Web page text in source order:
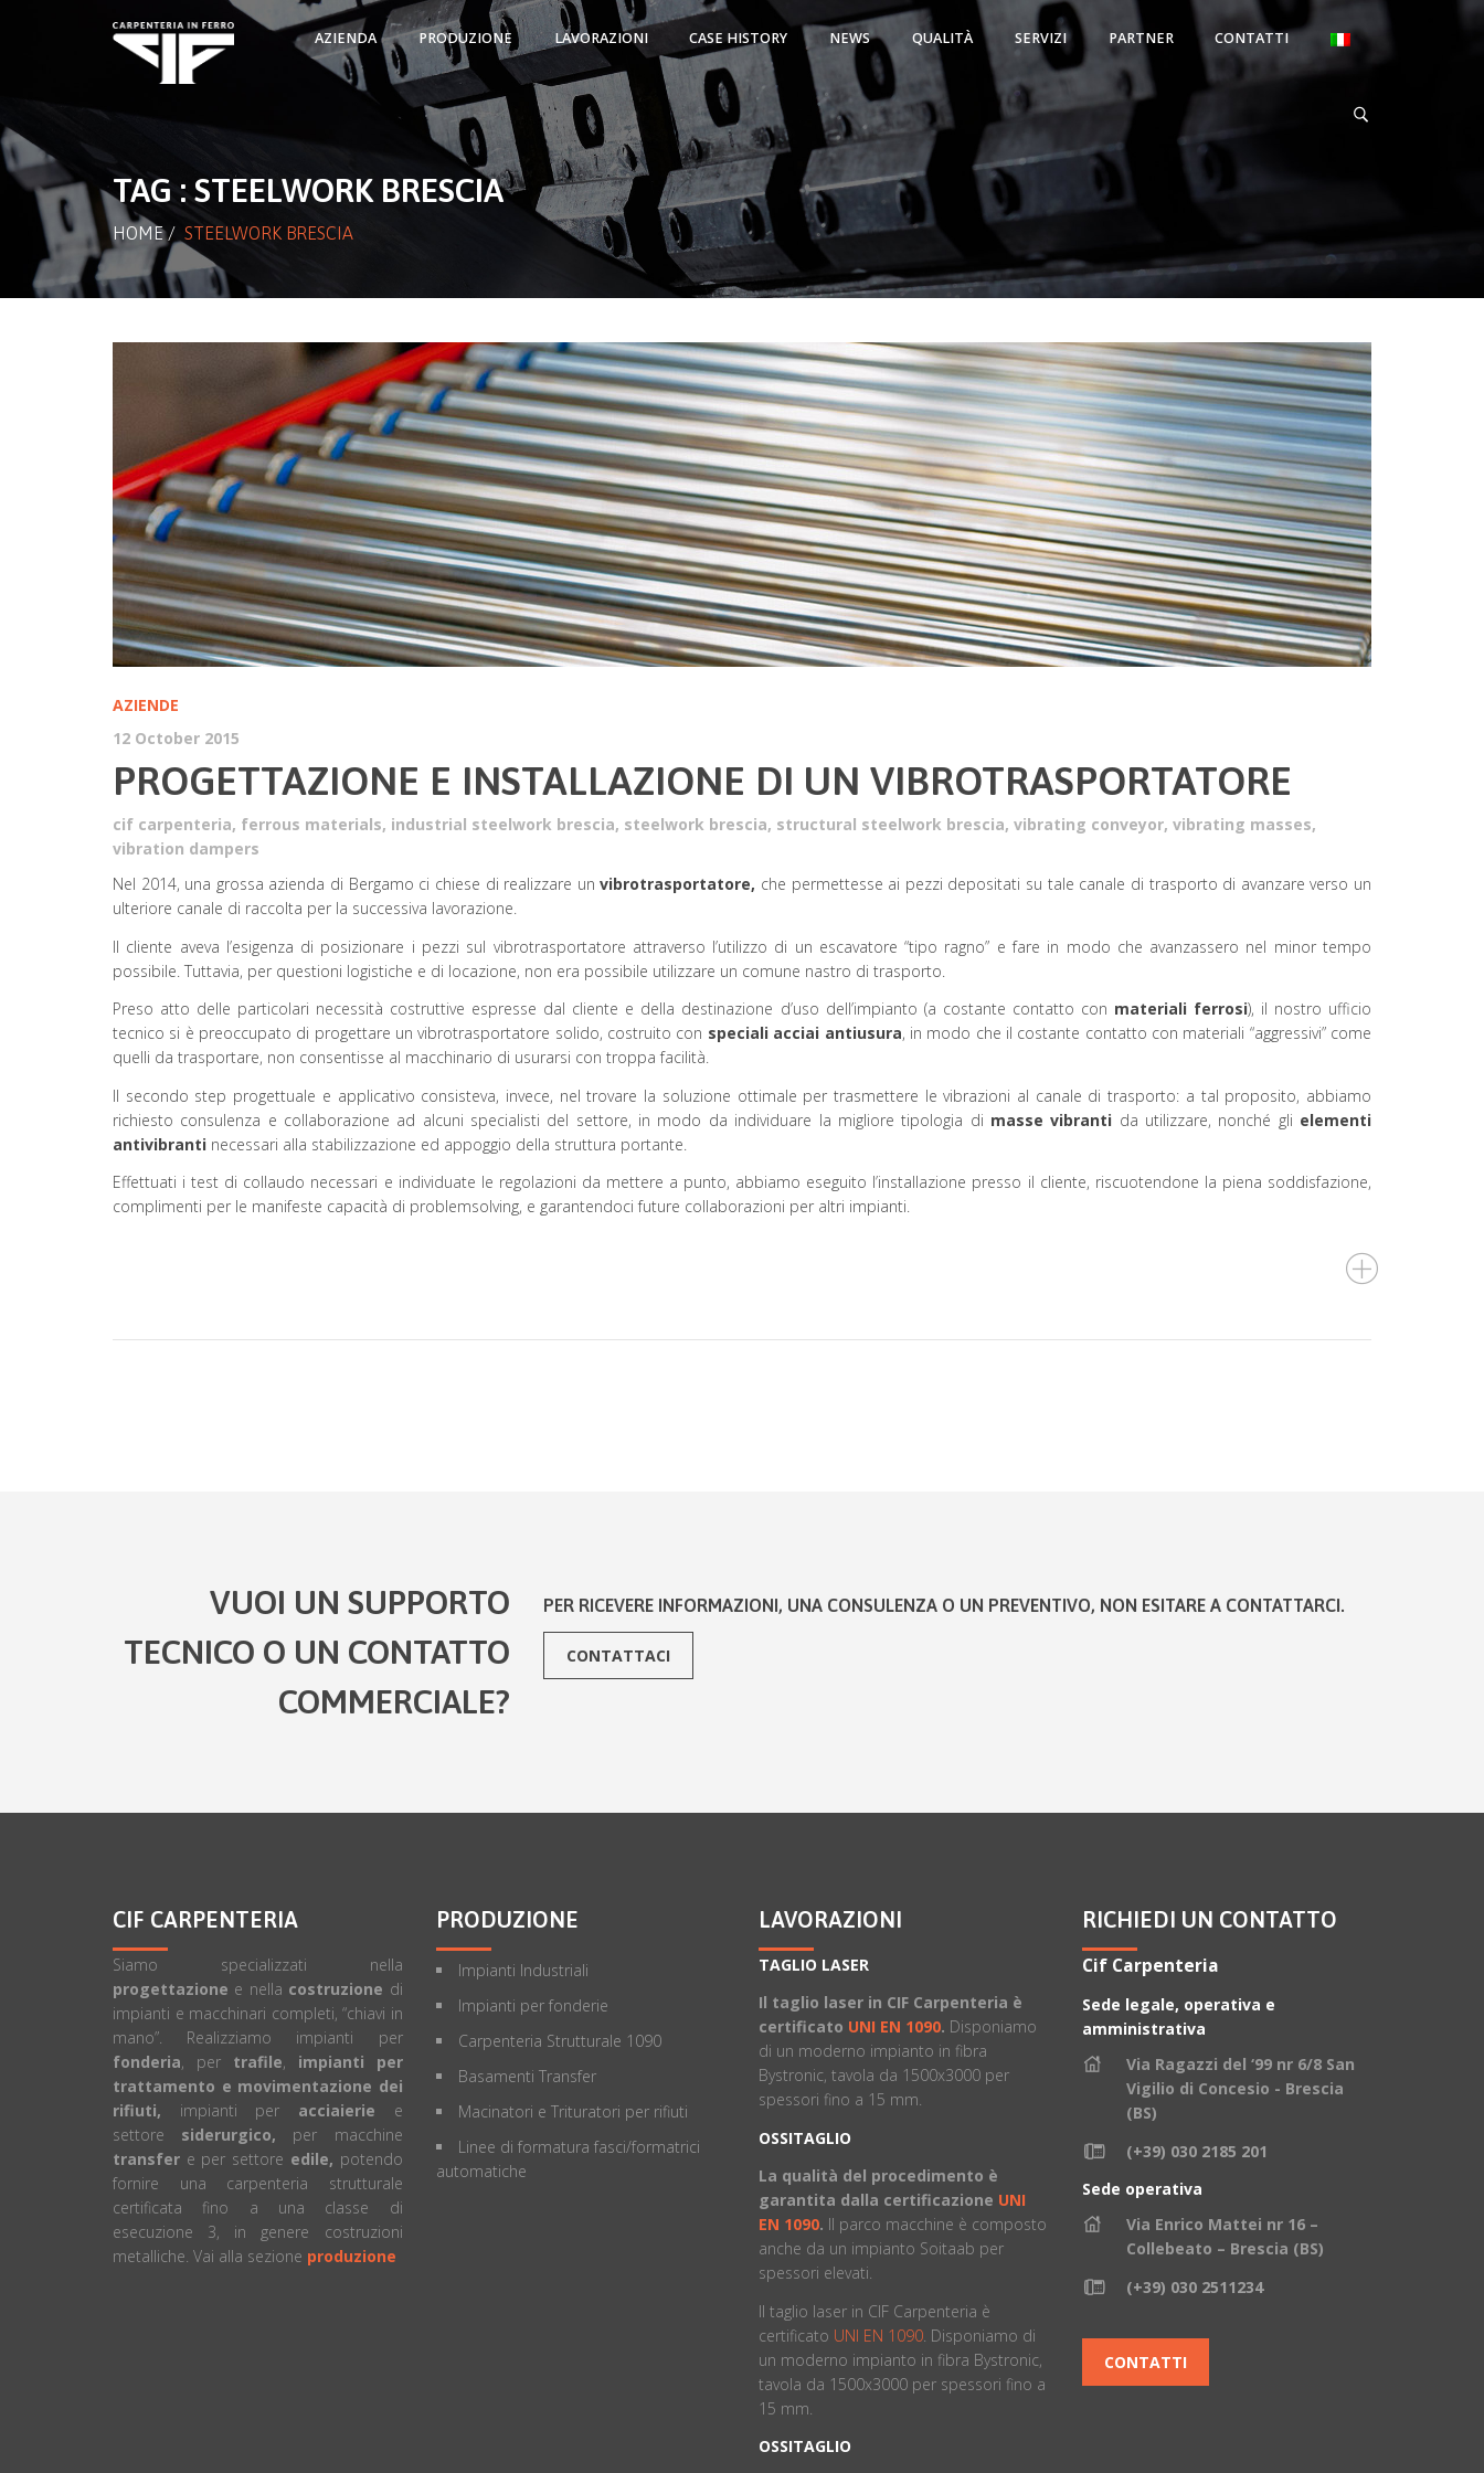
AZIENDA PRODUZIONE LAVORAZIONI CASE HISTORY NEWS QUALITÀ SERVIZI PARTNER CONTATTI
TAG : STEELWORK BRESCIA
HOME/ STEELWORK BRESCIA
AZIENDE
12 October 2015
PROGETTAZIONE E INSTALLAZIONE DI UN VIBROTRASPORTATORE
cif carpenteria, ferrous materials, industrial steelwork brescia, steelwork brescia, structural steelwork brescia, vibrating conveyor, vibrating masses,
vibration dampers
Nel 2014, una grossa azienda di Bergamo ci chiese di realizzare unvibrotrasportatore, che permettesse ai pezzi depositati su tale canale di trasporto di avanzare verso un
ulteriore canale di raccolta per la successiva lavorazione.
Il cliente aveva l’esigenza di posizionare i pezzi sul vibrotrasportatore attraverso l’utilizzo di un escavatore “tipo ragno” e fare in modo che avanzassero nel minor tempo
possibile. Tuttavia, per questioni logistiche e di locazione, non era possibile utilizzare un comune nastro di trasporto.
Preso atto delle particolari necessità costruttive espresse dal cliente e della destinazione d’uso dell’impianto (a costante contatto con materiali ferrosi), il nostro ufficio
tecnico si è preoccupato di progettare un vibrotrasportatore solido, costruito con speciali acciai antiusura, in modo che il costante contatto con materiali “aggressivi” come
quelli da trasportare, non consentisse al macchinario di usurarsi con troppa facilità.
Il secondo step progettuale e applicativo consisteva, invece, nel trovare la soluzione ottimale per trasmettere le vibrazioni al canale di trasporto: a tal proposito, abbiamo
richiesto consulenza e collaborazione ad alcuni specialisti del settore, in modo da individuare la migliore tipologia di masse vibranti da utilizzare, nonché gli elementi
antivibranti necessari alla stabilizzazione ed appoggio della struttura portante.
Effettuati i test di collaudo necessari e individuate le regolazioni da mettere a punto, abbiamo eseguito l’installazione presso il cliente, riscuotendone la piena soddisfazione,
complimenti per le manifeste capacità di problemsolving, e garantendoci future collaborazioni per altri impianti.
VUOI UN SUPPORTO
TECNICO O UN CONTATTO
COMMERCIALE?
PER RICEVERE INFORMAZIONI, UNA CONSULENZA O UN PREVENTIVO, NON ESITARE A CONTATTARCI.
CONTATTACI
CIF CARPENTERIA
Siamo specializzati nella
progettazione e nella costruzione di
impianti e macchinari completi, “chiavi in
mano”. Realizziamo impianti per
fonderia, per trafile, impianti per
trattamento e movimentazione dei
rifiuti, impianti per acciaierie e
settore siderurgico, per macchine
transfer e per settore edile, potendo
fornire una carpenteria strutturale
certificata fino a una classe di
esecuzione 3, in genere costruzioni
metalliche. Vai alla sezione produzione
PRODUZIONE
Impianti Industriali
Impianti per fonderie
Carpenteria Strutturale 1090
Basamenti Transfer
Macinatori e Trituratori per rifiuti
Linee di formatura fasci/formatrici
automatiche
LAVORAZIONI
TAGLIO LASER
Il taglio laser in CIF Carpenteria è
certificato UNI EN 1090. Disponiamo
di un moderno impianto in fibra
Bystronic, tavola da 1500x3000 per
spessori fino a 15 mm.
OSSITAGLIO
La qualità del procedimento è
garantita dalla certificazione UNI
EN 1090. ll parco macchine è composto
anche da un impianto Soitaab per
spessori elevati.
Il taglio laser in CIF Carpenteria è
certificato UNI EN 1090 . Disponiamo di
un moderno impianto in fibra Bystronic,
tavola da 1500x3000 per spessori fino a
15 mm.
OSSITAGLIO
RICHIEDI UN CONTATTO
Cif Carpenteria
Sede legale, operativa e
amministrativa
Via Ragazzi del ‘99 nr 6/8 San
Vigilio di Concesio - Brescia
(BS)
(+39) 030 2185 201
Sede operativa
Via Enrico Mattei nr 16 –
Collebeato – Brescia (BS)
(+39) 030 2511234
CONTATTI